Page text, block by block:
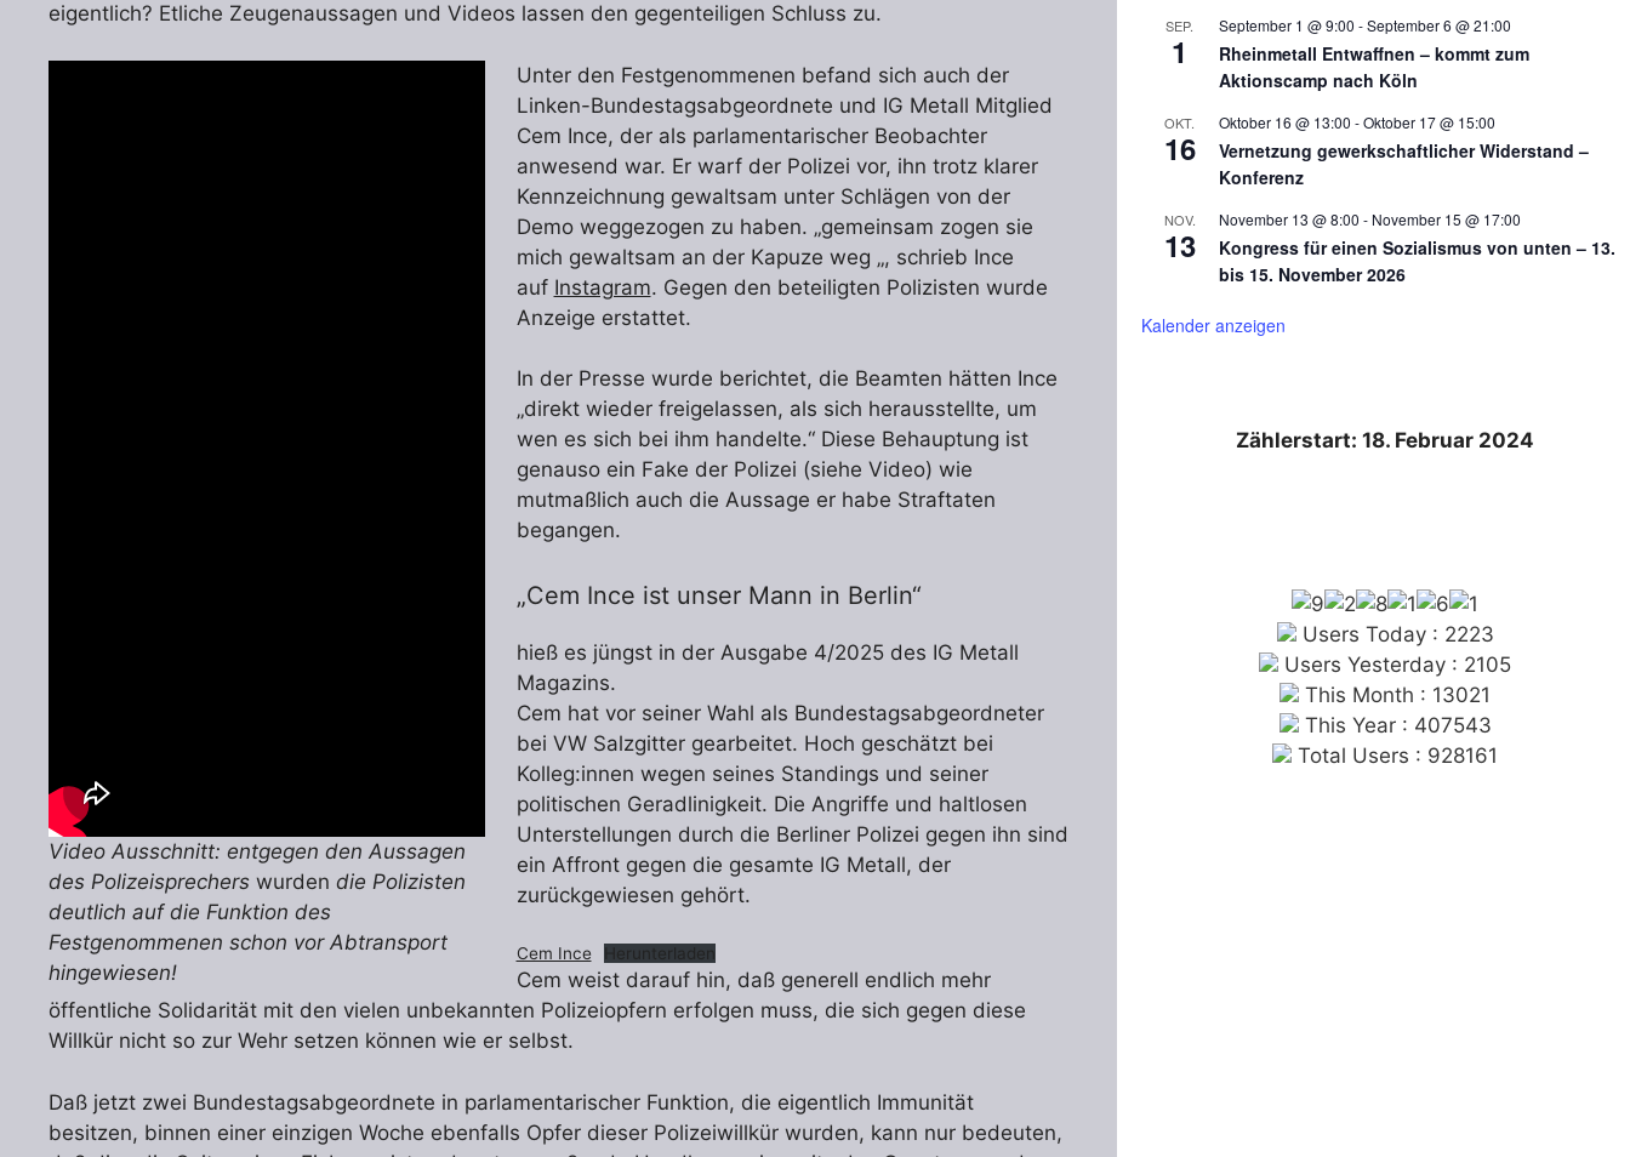
eigentlich? Etliche Zeugenaussagen und Videos lassen den gegenteiligen Schluss zu.
Video Ausschnitt: entgegen den Aussagen
des Polizeisprechers wurden die Polizisten
deutlich auf die Funktion des
Festgenommenen schon vor Abtransport
hingewiesen!
Unter den Festgenommenen befand sich auch der
Linken-Bundestagsabgeordnete und IG Metall Mitglied
Cem Ince, der als parlamentarischer Beobachter
anwesend war. Er warf der Polizei vor, ihn trotz klarer
Kennzeichnung gewaltsam unter Schlägen von der
Demo weggezogen zu haben. „gemeinsam zogen sie
mich gewaltsam an der Kapuze weg „, schrieb Ince
auf Instagram. Gegen den beteiligten Polizisten wurde
Anzeige erstattet.
In der Presse wurde berichtet, die Beamten hätten Ince
„direkt wieder freigelassen, als sich herausstellte, um
wen es sich bei ihm handelte.“ Diese Behauptung ist
genauso ein Fake der Polizei (siehe Video) wie
mutmaßlich auch die Aussage er habe Straftaten
begangen.
„Cem Ince ist unser Mann in Berlin“
hieß es jüngst in der Ausgabe 4/2025 des IG Metall
Magazins.
Cem hat vor seiner Wahl als Bundestagsabgeordneter
bei VW Salzgitter gearbeitet. Hoch geschätzt bei
Kolleg:innen wegen seines Standings und seiner
politischen Geradlinigkeit. Die Angriffe und haltlosen
Unterstellungen durch die Berliner Polizei gegen ihn sind
ein Affront gegen die gesamte IG Metall, der
zurückgewiesen gehört.
Cem Ince Herunterladen
Cem weist darauf hin, daß generell endlich mehr
öffentliche Solidarität mit den vielen unbekannten Polizeiopfern erfolgen muss, die sich gegen diese
Willkür nicht so zur Wehr setzen können wie er selbst.
Daß jetzt zwei Bundestagsabgeordnete in parlamentarischer Funktion, die eigentlich Immunität
besitzen, binnen einer einzigen Woche ebenfalls Opfer dieser Polizeiwillkür wurden, kann nur bedeuten,
SEP.
1
September 1 @ 9:00 -September 6 @ 21:00
Rheinmetall Entwaffnen – kommt zum
Aktionscamp nach Köln
OKT.
16
Oktober 16 @ 13:00 -Oktober 17 @ 15:00
Vernetzung gewerkschaftlicher Widerstand –
Konferenz
NOV.
13
November 13 @ 8:00 - November 15 @ 17:00
Kongress für einen Sozialismus von unten – 13.
bis 15. November 2026
Kalender anzeigen
Zählerstart: 18. Februar 2024
Users Today : 2223
Users Yesterday : 2105
This Month : 13021
This Year : 407543
Total Users : 928161